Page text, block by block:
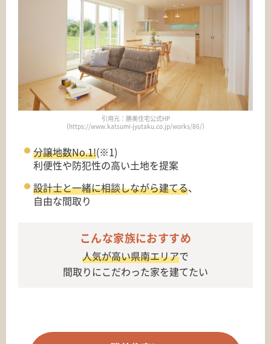
引用元：勝美住宅公式HP
（https://www.katsumi-jyutaku.co.jp/works/86/）
分譲地数No.1!(※1)
利便性や防犯性の高い土地を提案
設計士と一緒に相談しながら建てる、
自由な間取り
こんな家族におすすめ
人気が高い県南エリアで
間取りにこだわった家を建てたい